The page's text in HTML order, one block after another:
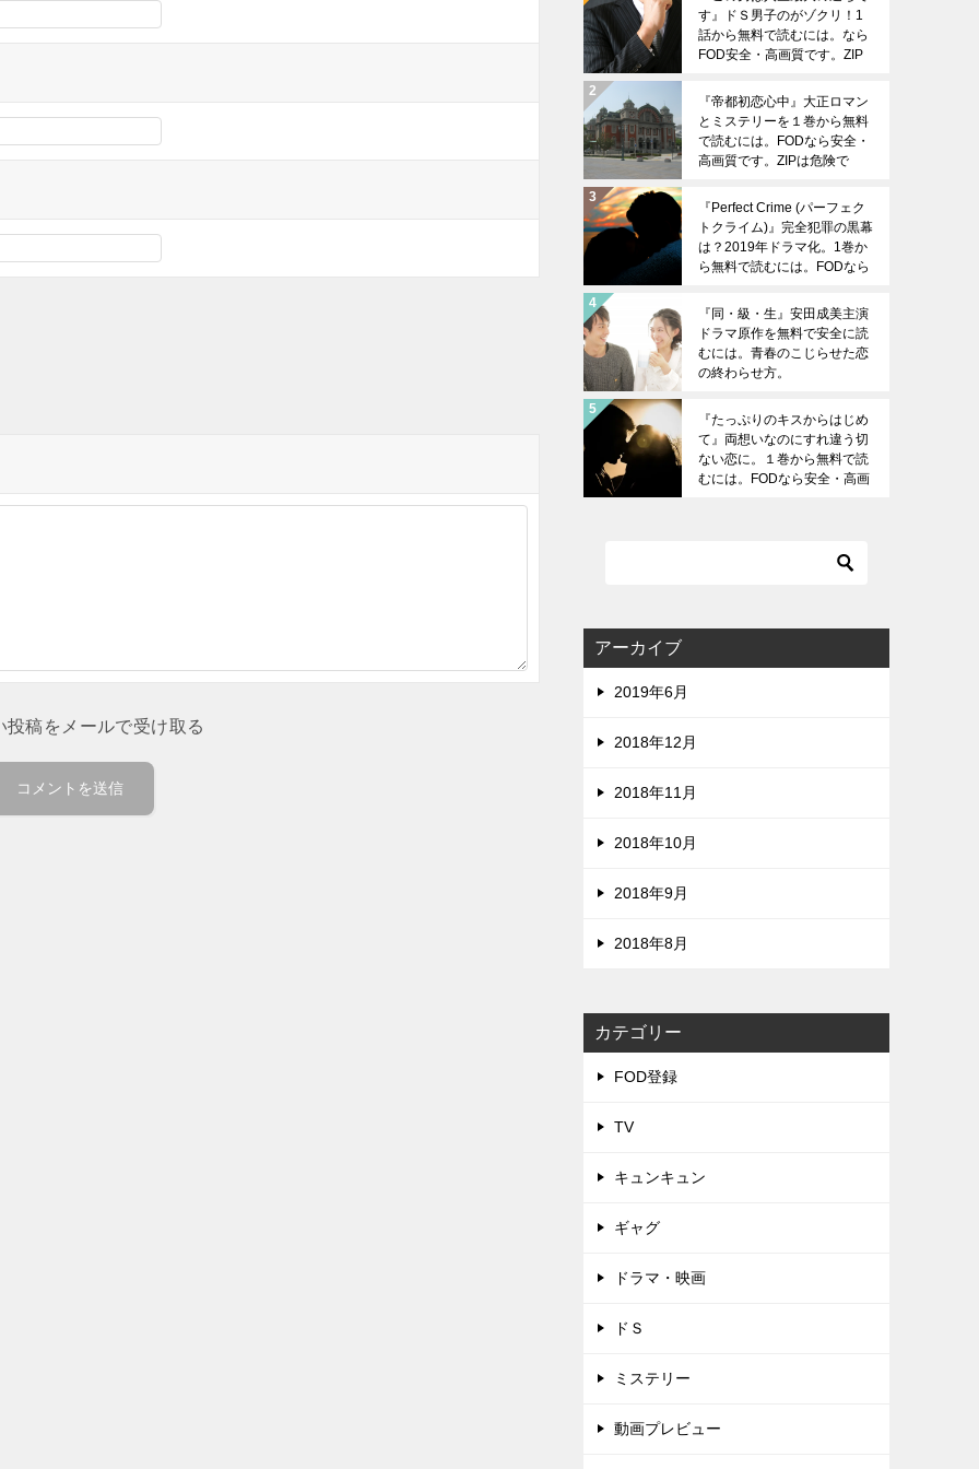
投稿をメールで受け取る
す』ドＳ男子のがゾクリ！1
話から無料で読むには。なら
FOD安全・高画質です。ZIP
『帝都初恋心中』大正ロマン
とミステリーを１巻から無料
で読むには。FODなら安全・
高画質です。ZIPは危険で
『Perfect Crime (パーフェク
トクライム)』完全犯罪の黒幕
は？2019年ドラマ化。1巻か
ら無料で読むには。FODなら
険です。
『同・級・生』安田成美主演
ドラマ原作を無料で安全に読
むには。青春のこじらせた恋
の終わらせ方。
『たっぷりのキスからはじめ
て』両想いなのにすれ違う切
ない恋に。１巻から無料で読
むには。FODなら安全・高画
アーカイブ
2019年6月
2018年12月
2018年11月
2018年10月
2018年9月
2018年8月
カテゴリー
FOD登録
TV
キュンキュン
ギャグ
ドラマ・映画
ドＳ
ミステリー
動画プレビュー